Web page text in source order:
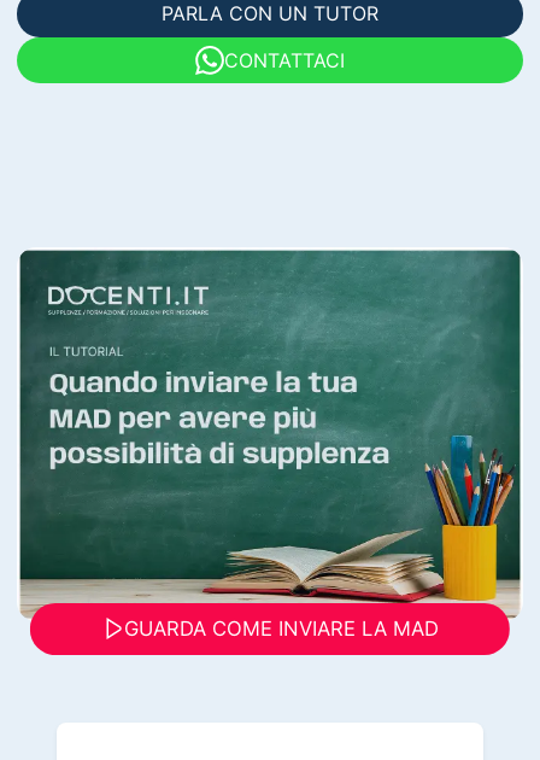
PARLA CON UN TUTOR
CONTATTACI
GUARDA COME INVIARE LA MAD